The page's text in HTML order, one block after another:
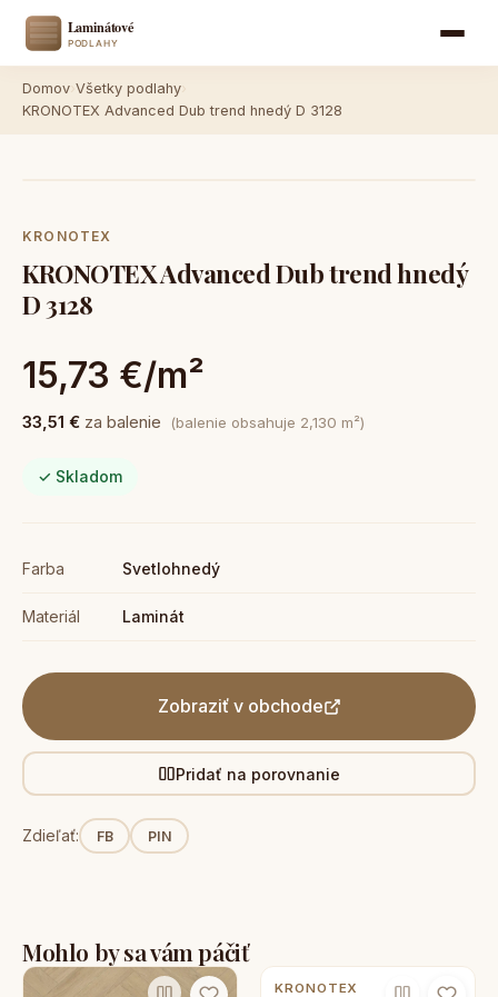
Domov Všetky podlahy
KRONOTEX Advanced Dub trend hnedý D 3128
KRONOTEX
KRONOTEX Advanced Dub trend hnedý
D 3128
15,73 €/m²
33,51 € za balenie (balenie obsahuje 2,130 m²)
✓ Skladom
Farba Svetlohnedý
Materiál Laminát
Zobraziť v obchode
Pridať na porovnanie
Zdieľať: FB PIN
Mohlo by sa vám páčiť
KRONOTEX